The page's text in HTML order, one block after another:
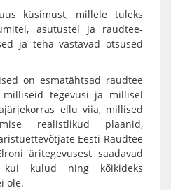
küsimust, millele tuleks
asutustel ja raudtee-
ja teha vastavad otsused
on esmatähtsad raudtee
milliseid tegevusi ja millisel
ellu viia, millised
realistlikud plaanid,
Eesti Raudtee
äritegevusest saadavad
kulud ning kõikideks
ole.